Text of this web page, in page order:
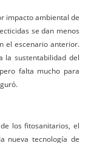
impacto ambiental de
se dan menos
el escenario anterior.
la sustentabilidad del
falta mucho para
los fitosanitarios, el
nueva tecnología de